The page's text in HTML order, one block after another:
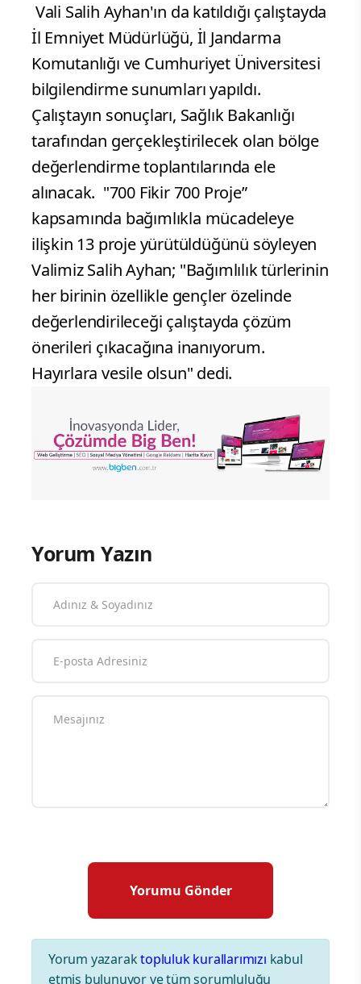
Vali Salih Ayhan'ın da katıldığı çalıştayda
İl Emniyet Müdürlüğü, İl Jandarma
Komutanlığı ve Cumhuriyet Üniversitesi
bilgilendirme sunumları yapıldı.
Çalıştayın sonuçları, Sağlık Bakanlığı
tarafından gerçekleştirilecek olan bölge
değerlendirme toplantılarında ele
alınacak. "700 Fikir 700 Proje”
kapsamında bağımlıkla mücadeleye
ilişkin 13 proje yürütüldüğünü söyleyen
Valimiz Salih Ayhan; "Bağımlılık türlerinin
her birinin özellikle gençler özelinde
değerlendirileceği çalıştayda çözüm
önerileri çıkacağına inanıyorum.
Hayırlara vesile olsun" dedi.
Yorum Yazın
Yorum yazaraktopluluk kurallarımızı kabul
etmiş bulunuyor ve tüm sorumluluğu